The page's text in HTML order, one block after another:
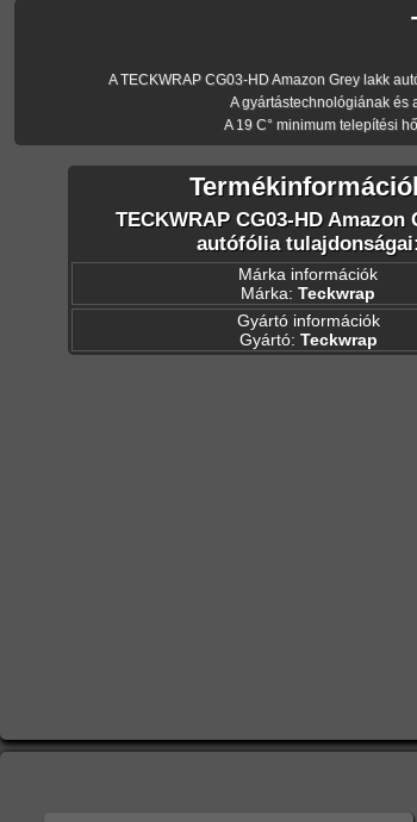
A TECKWRAP CG03-HD Amazon Grey lakk
A gyártástechnológiának és
A 19 C° minimum telepítési
TECKWRAP CG03-HD Amazon
autófólia
Márka információk
Márka: Teckwrap
Gyártó információk
Gyártó: Teckwrap